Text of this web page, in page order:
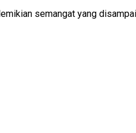
semangat yang